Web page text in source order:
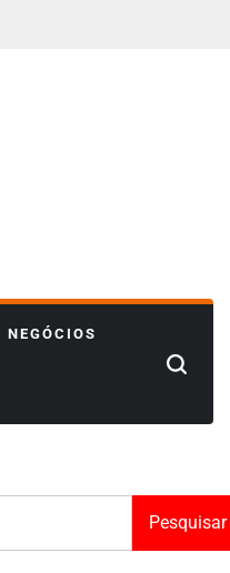
Search
Pesquisar